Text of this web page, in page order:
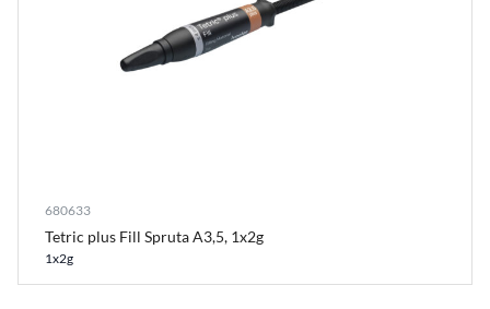
680633
Tetric plus Fill Spruta A3,5, 1x2g
1x2g